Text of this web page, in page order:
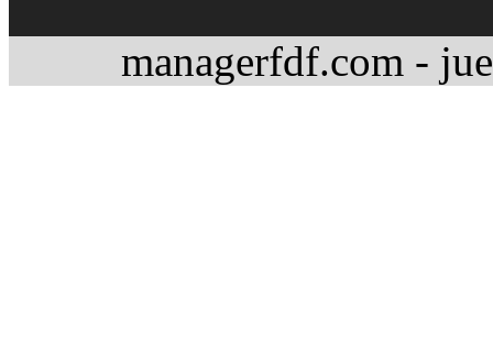
managerfdf.com -